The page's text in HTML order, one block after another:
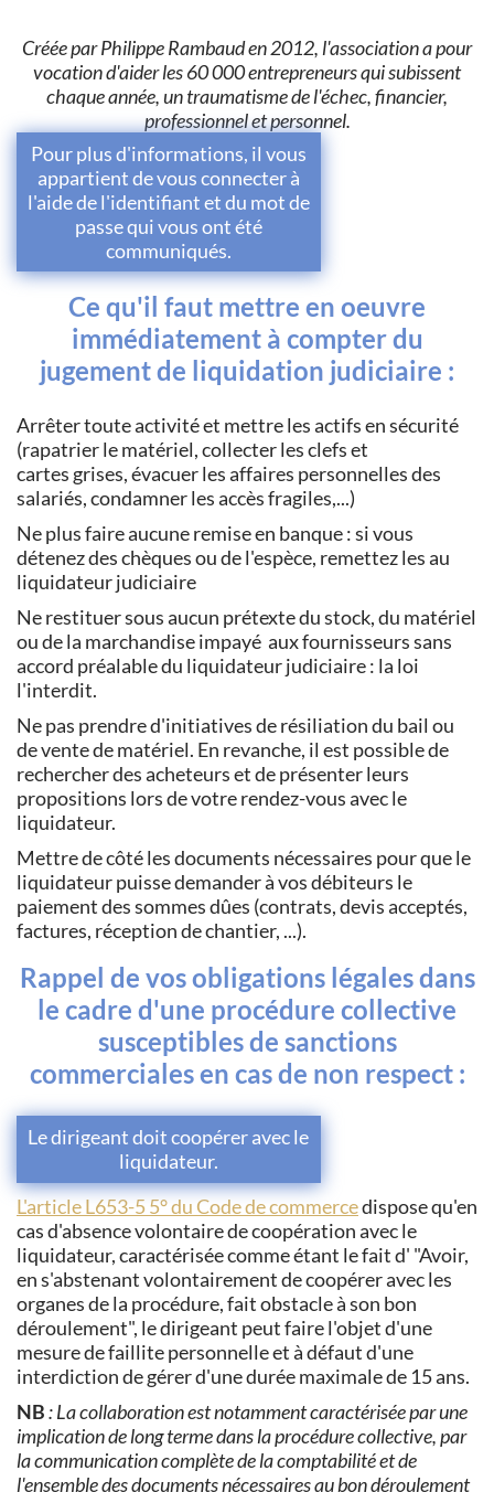
Créée par Philippe Rambaud en 2012, l'association a pour
vocation d'aider les 60 000 entrepreneurs qui subissent
chaque année, un traumatisme de l'échec, financier,
professionnel et personnel.
Pour plus d'informations, il vous
appartient de vous connecter à
l'aide de l'identifiant et du mot de
passe qui vous ont été
communiqués.
Ce qu'il faut mettre en oeuvre
immédiatement à compter du
jugement de liquidation judiciaire :
Arrêter toute activité et mettre les actifs en sécurité
(rapatrier le matériel, collecter les clefs et
cartes grises, évacuer les affaires personnelles des
salariés, condamner les accès fragiles,...)
Ne plus faire aucune remise en banque : si vous
détenez des chèques ou de l'espèce, remettez les au
liquidateur judiciaire
Ne restituer sous aucun prétexte du stock, du matériel
ou de la marchandise impayé aux fournisseurs sans
accord préalable du liquidateur judiciaire : la loi
l'interdit.
Ne pas prendre d'initiatives de résiliation du bail ou
de vente de matériel. En revanche, il est possible de
rechercher des acheteurs et de présenter leurs
propositions lors de votre rendez-vous avec le
liquidateur.
Mettre de côté les documents nécessaires pour que le
liquidateur puisse demander à vos débiteurs le
paiement des sommes dûes (contrats, devis acceptés,
factures, réception de chantier, ...).
Rappel de vos obligations légales dans
le cadre d'une procédure collective
susceptibles de sanctions
commerciales en cas de non respect :
Le dirigeant doit coopérer avec le
liquidateur.
L'article L653-5 5° du Code de commercedispose qu'en
cas d'absence volontaire de coopération avec le
liquidateur, caractérisée comme étant le fait d' "Avoir,
en s'abstenant volontairement de coopérer avec les
organes de la procédure, fait obstacle à son bon
déroulement", le dirigeant peut faire l'objet d'une
mesure de faillite personnelle et à défaut d'une
interdiction de gérer d'une durée maximale de 15 ans.
NB: La collaboration est notamment caractérisée par une
implication de long terme dans la procédure collective, par
la communication complète de la comptabilité et de
l'ensemble des documents nécessaires au bon déroulement